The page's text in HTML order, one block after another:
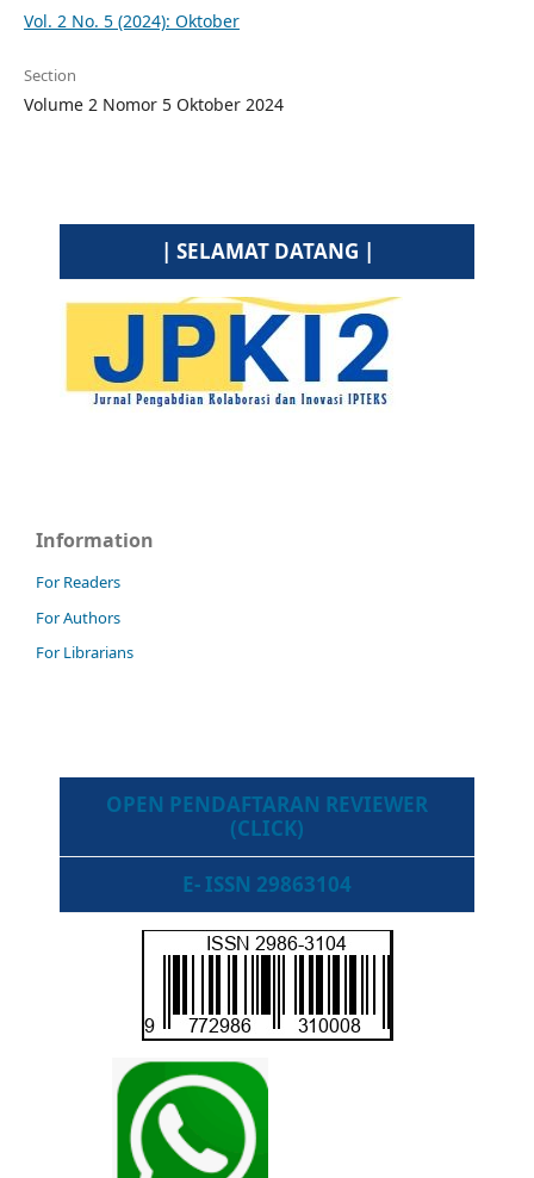
Vol. 2 No. 5 (2024): Oktober
Section
Volume 2 Nomor 5 Oktober 2024
| SELAMAT DATANG |
Information
For Readers
For Authors
For Librarians
OPEN PENDAFTARAN REVIEWER
(CLICK)
E- ISSN 29863104